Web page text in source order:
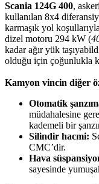
Scania 124G 400,
kullanılan 8x4
karmaşık yol
dizel motoru 294 kW (
kadar ağır yük
olduğu için çoğunlukla
Kamyon vincin diğer
Otomatik
müdahalesine
kademeli bir
Silindir hacmi:
CMC’dir.
Hava
sayesinde